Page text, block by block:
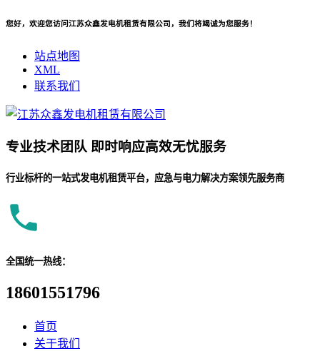
您好，欢迎您访问江苏众鑫发电机租赁有限公司，我们将竭诚为您服务！
站点地图
XML
联系我们
专业技术团队 即时响应高效无忧服务
行业标杆的一站式发电机租赁平台，应急与电力解决方案领先服务商
全国统一热线：
18601551796
首页
关于我们